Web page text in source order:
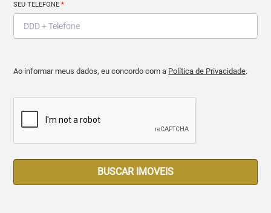
SEU TELEFONE*
Ao informar meus dados, eu concordo com a Política de Privacidade.
BUSCAR IMOVEIS